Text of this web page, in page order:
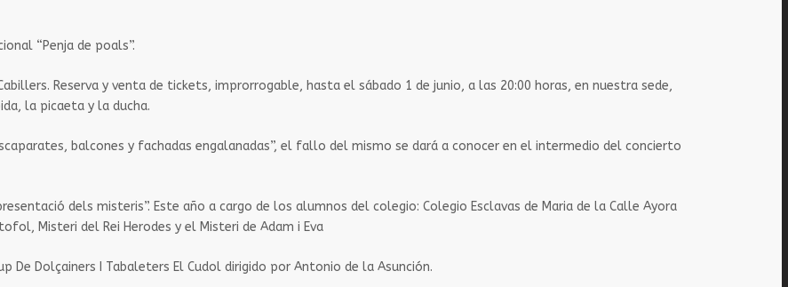
“Penja de poals”.
Reserva y venta de tickets, improrrogable, hasta el sábado 1 de junio, a las 20:00 horas, en nuestra sede,
la picaeta y la ducha.
balcones y fachadas engalanadas”, el fallo del mismo se dará a conocer en el intermedio del concierto
dels misteris”. Este año a cargo de los alumnos del colegio: Colegio Esclavas de Maria de la Calle Ayora
Misteri del Rei Herodes y el Misteri de Adam i Eva
De Dolçainers I Tabaleters El Cudol dirigido por Antonio de la Asunción.